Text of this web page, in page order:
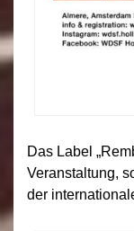
Das Label
Veranstaltung,
der